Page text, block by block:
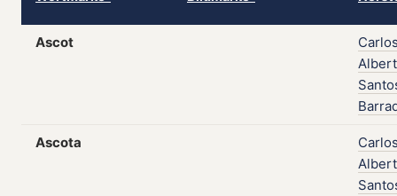
Ascot
Ascota